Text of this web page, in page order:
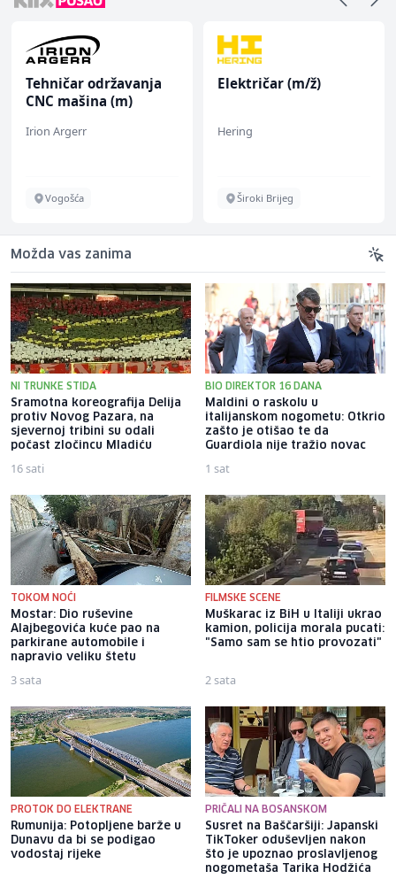
Tehničar održavanja
CNC mašina (m)
Irion Argerr
Vogošća
Električar (m/ž)
Hering
Široki Brijeg
Možda vas zanima
NI TRUNKE STIDA
Sramotna koreografija Delija
protiv Novog Pazara, na
sjevernoj tribini su odali
počast zločincu Mladiću
16 sati
BIO DIREKTOR 16 DANA
Maldini o raskolu u
italijanskom nogometu: Otkrio
zašto je otišao te da
Guardiola nije tražio novac
1 sat
TOKOM NOĆI
Mostar: Dio ruševine
Alajbegovića kuće pao na
parkirane automobile i
napravio veliku štetu
3 sata
FILMSKE SCENE
Muškarac iz BiH u Italiji ukrao
kamion, policija morala pucati:
"Samo sam se htio provozati"
2 sata
PROTOK DO ELEKTRANE
Rumunija: Potopljene barže u
Dunavu da bi se podigao
vodostaj rijeke
PRIČALI NA BOSANSKOM
Susret na Baščaršiji: Japanski
TikToker oduševljen nakon
što je upoznao proslavljenog
nogometaša Tarika Hodžića